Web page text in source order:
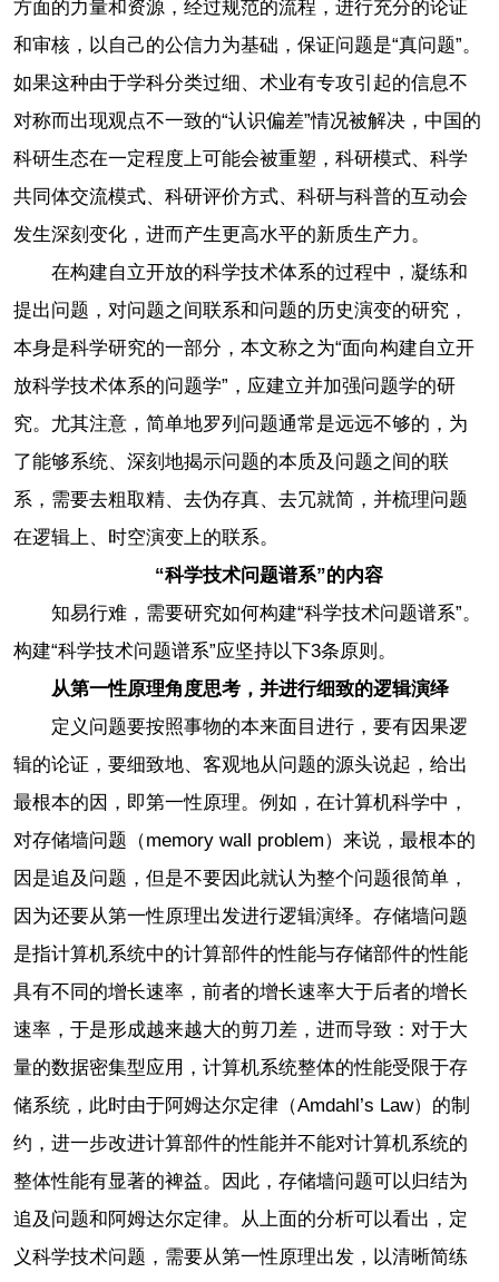
方面的力量和资源，经过规范的流程，进行充分的论证
和审核，以自己的公信力为基础，保证问题是“真问题”。
如果这种由于学科分类过细、术业有专攻引起的信息不
对称而出现观点不一致的“认识偏差”情况被解决，中国的
科研生态在一定程度上可能会被重塑，科研模式、科学
共同体交流模式、科研评价方式、科研与科普的互动会
发生深刻变化，进而产生更高水平的新质生产力。
在构建自立开放的科学技术体系的过程中，凝练和
提出问题，对问题之间联系和问题的历史演变的研究，
本身是科学研究的一部分，本文称之为“面向构建自立开
放科学技术体系的问题学”，应建立并加强问题学的研
究。尤其注意，简单地罗列问题通常是远远不够的，为
了能够系统、深刻地揭示问题的本质及问题之间的联
系，需要去粗取精、去伪存真、去冗就简，并梳理问题
在逻辑上、时空演变上的联系。
“科学技术问题谱系”的内容
知易行难，需要研究如何构建“科学技术问题谱系”。
构建“科学技术问题谱系”应坚持以下3条原则。
从第一性原理角度思考，并进行细致的逻辑演绎
定义问题要按照事物的本来面目进行，要有因果逻
辑的论证，要细致地、客观地从问题的源头说起，给出
最根本的因，即第一性原理。例如，在计算机科学中，
对存储墙问题（memory wall problem）来说，最根本的
因是追及问题，但是不要因此就认为整个问题很简单，
因为还要从第一性原理出发进行逻辑演绎。存储墙问题
是指计算机系统中的计算部件的性能与存储部件的性能
具有不同的增长速率，前者的增长速率大于后者的增长
速率，于是形成越来越大的剪刀差，进而导致：对于大
量的数据密集型应用，计算机系统整体的性能受限于存
储系统，此时由于阿姆达尔定律（Amdahl’s Law）的制
约，进一步改进计算部件的性能并不能对计算机系统的
整体性能有显著的裨益。因此，存储墙问题可以归结为
追及问题和阿姆达尔定律。从上面的分析可以看出，定
义科学技术问题，需要从第一性原理出发，以清晰简练